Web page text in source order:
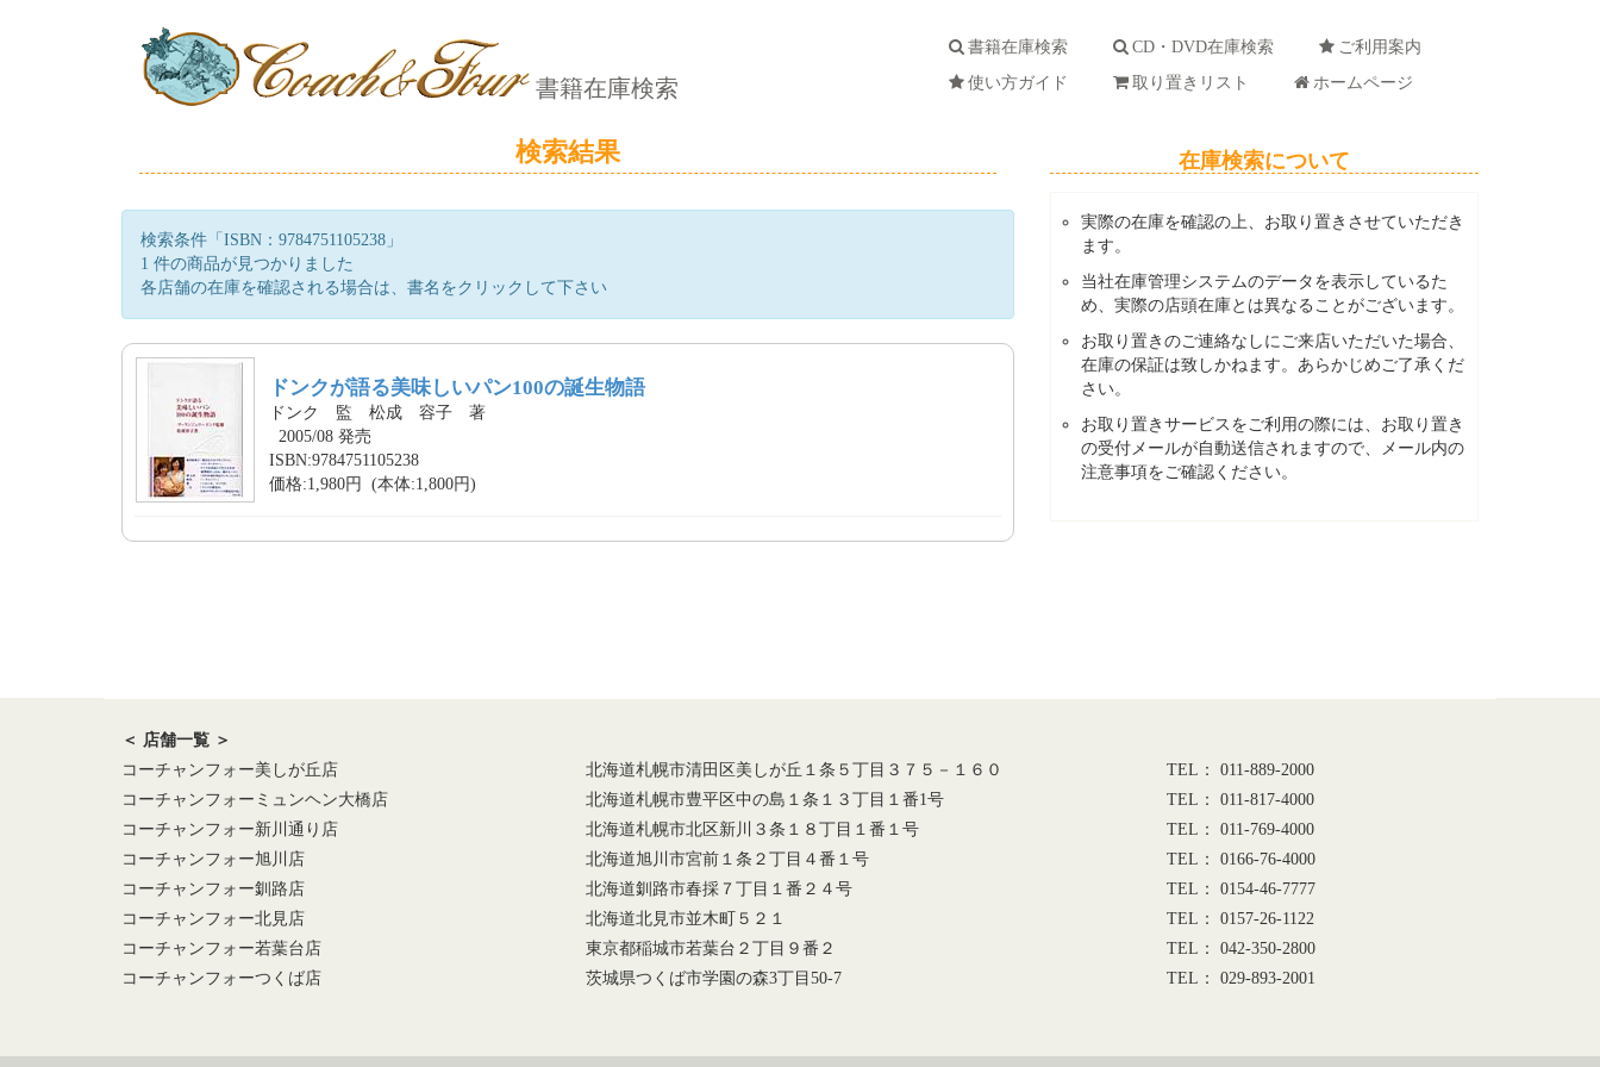
書籍在庫検索
書籍在庫検索 CD・DVD在庫検索
ご利用案内
使い方ガイド
取り置きリスト ホームページ
検索結果
検索条件「ISBN：9784751105238」
1 件の商品が見つかりました
各店舗の在庫を確認される場合は、書名をクリックして下さい
ドンクが語る美味しいパン100の誕生物語
ドンク 監 松成 容子 著
2005/08 発売
ISBN:9784751105238
価格:1,980円 (本体:1,800円)
在庫検索について
実際の在庫を確認の上、お取り置きさせていただき
ます。
当社在庫管理システムのデータを表示しているた
め、実際の店頭在庫とは異なることがございます。
お取り置きのご連絡なしにご来店いただいた場合、
在庫の保証は致しかねます。あらかじめご了承くだ
さい。
お取り置きサービスをご利用の際には、お取り置き
の受付メールが自動送信されますので、メール内の
注意事項をご確認ください。
＜ 店舗一覧 ＞
コーチャンフォー美しが丘店
北海道札幌市清田区美しが丘１条５丁目３７５－１６０
TEL： 011-889-2000
コーチャンフォーミュンヘン大橋店
北海道札幌市豊平区中の島１条１３丁目１番1号
TEL： 011-817-4000
コーチャンフォー新川通り店
北海道札幌市北区新川３条１８丁目１番１号
TEL： 011-769-4000
コーチャンフォー旭川店
北海道旭川市宮前１条２丁目４番１号
TEL： 0166-76-4000
コーチャンフォー釧路店
北海道釧路市春採７丁目１番２４号
TEL： 0154-46-7777
コーチャンフォー北見店
北海道北見市並木町５２１
TEL： 0157-26-1122
コーチャンフォー若葉台店
東京都稲城市若葉台２丁目９番２
TEL： 042-350-2800
コーチャンフォーつくば店
茨城県つくば市学園の森3丁目50-7 TEL： 029-893-2001